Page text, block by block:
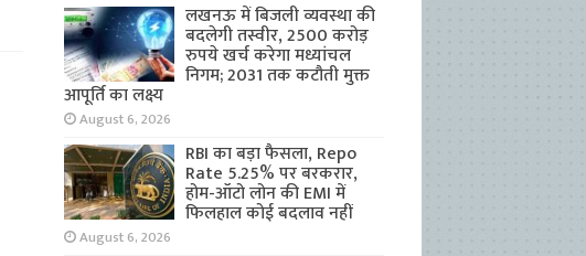
लखनऊ में बिजली व्यवस्था की
बदलेगी तस्वीर, 2500 करोड़
रुपये खर्च करेगा मध्यांचल
निगम; 2031 तक कटौती मुक्त
आपूर्ति का लक्ष्य
August 6, 2026
RBI का बड़ा फैसला, Repo
Rate 5.25% पर बरकरार,
होम-ऑटो लोन की EMI में
फिलहाल कोई बदलाव नहीं
August 6, 2026